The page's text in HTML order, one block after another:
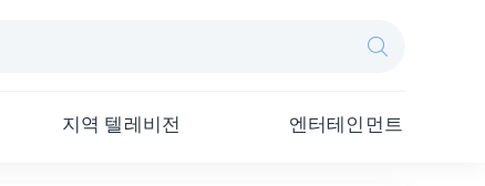
지역 텔레비전 엔터테인먼트